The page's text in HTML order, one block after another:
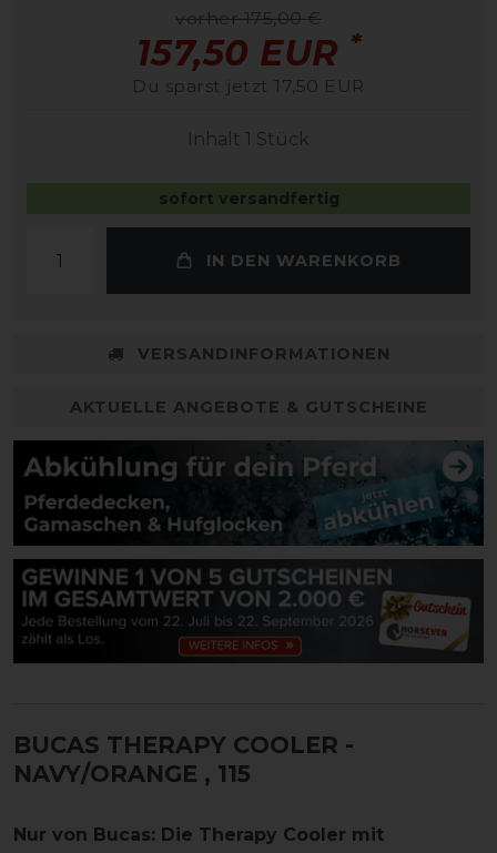
vorher 175,00 €
157,50 EUR *
Du sparst jetzt 17,50 EUR
Inhalt 1 Stück
sofort versandfertig
IN DEN WARENKORB
VERSANDINFORMATIONEN
AKTUELLE ANGEBOTE & GUTSCHEINE
BUCAS THERAPY COOLER -
NAVY/ORANGE , 115
Nur von Bucas: Die Therapy Cooler mit